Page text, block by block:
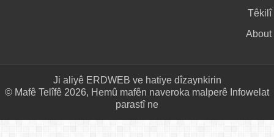
Têkilî
About
Ji aliyê ERDWEB ve hatiye dîzaynkirin
© Mafê Telîfê 2026, Hemû mafên naveroka malperê Infowelat
parastî ne